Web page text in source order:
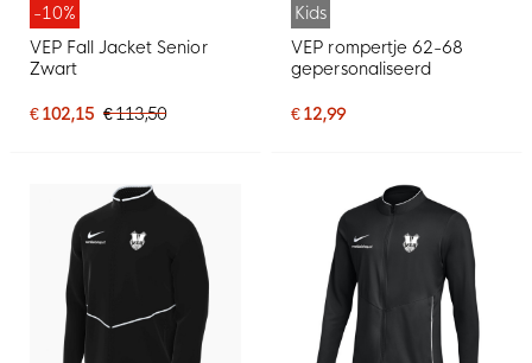
-10%
VEP Fall Jacket Senior
Zwart
€ 102,15 € 113,50
Kids
VEP rompertje 62-68
gepersonaliseerd
€ 12,99